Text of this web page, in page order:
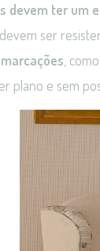
devem ter um
devem ser
,
plano e sem